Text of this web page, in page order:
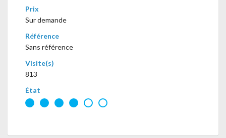
Prix
Sur demande
Référence
Sans référence
Visite(s)
813
État